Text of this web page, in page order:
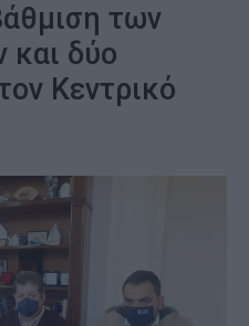
των
και δύο
Κεντρικό